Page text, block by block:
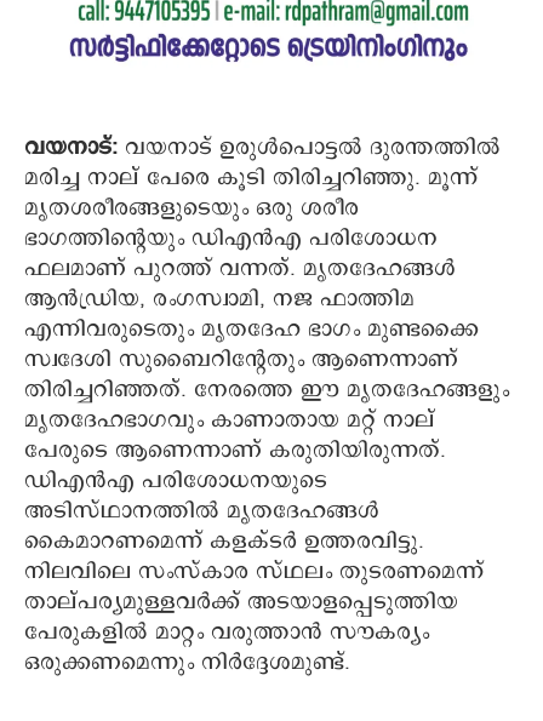
വയനാട്: വയനാട് ഉരുൾപൊട്ടൽ ദുരന്തത്തില്‍
മരിച്ച നാല് പേരെ കൂടി തിരിച്ചറിഞ്ഞു. മൂന്ന്
മൃതശരീരങ്ങളുടെയും ഒരു ശരീര
ഭാഗത്തിന്‍റെയും ഡിഎൻഎ പരിശോധന
ഫലമാണ് പുറത്ത് വന്നത്. മൃതദേഹങ്ങൾ
ആൻഡ്രിയ, രംഗസ്വാമി, നജ ഫാത്തിമ
എന്നിവരുടെതും മൃതദേഹ ഭാഗം മുണ്ടക്കൈ
സ്വദേശി സുബൈറിന്റേതും ആണെന്നാണ്
തിരിച്ചറിഞ്ഞത്. നേരത്തെ ഈ മൃതദേഹങ്ങളും
മൃതദേഹഭാഗവും കാണാതായ മറ്റ് നാല്
പേരുടെ ആണെന്നാണ് കരുതിയിരുന്നത്.
ഡിഎൻഎ പരിശോധനയുടെ
അടിസ്ഥാനത്തിൽ മൃതദേഹങ്ങൾ
കൈമാറണമെന്ന് കളക്ടർ ഉത്തരവിട്ടു.
നിലവിലെ സംസ്കാര സ്ഥലം തുടരണമെന്ന്
താല്പര്യമുള്ളവർക്ക് അടയാളപ്പെടുത്തിയ
പേരുകളിൽ മാറ്റം വരുത്താൻ സൗകര്യം
ഒരുക്കണമെന്നും നിർദ്ദേശമുണ്ട്.